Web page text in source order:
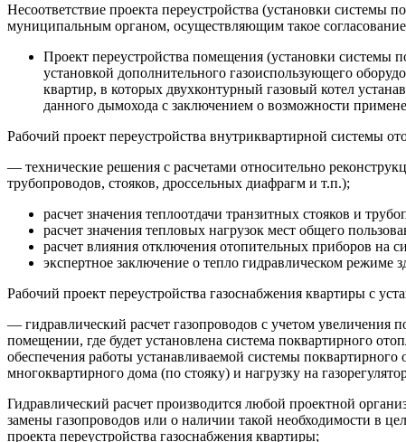
Несоответствие проекта переустройства (установки системы
муниципальным органом, осуществляющим такое
Проект переустройства помещения (установки системы
установкой дополнительного газоиспользующего
квартир, в которых двухконтурный газовый котел
данного дымохода с заключением о возможности
Рабочий проект переустройства внутриквартирной системы
— технические решения с расчетами относительно
трубопроводов, стояков, дроссельных диафрагм и т.п.);
расчет значения теплоотдачи транзитных стояков и
расчет значения тепловых нагрузок мест общего
расчет влияния отключения отопительных приборов на
экспертное заключение о тепло гидравлическом режиме
Рабочий проект переустройства газоснабжения квартиры с
— гидравлический расчет газопроводов с учетом увеличения
помещении, где будет установлена система поквартирного
обеспечения работы устанавливаемой системы поквартирного
многоквартирного дома (по стояку) и нагрузку на
Гидравлический расчет производится любой проектной
замены газопроводов или о наличии такой необходимости в
проекта переустройства газоснабжения квартиры;